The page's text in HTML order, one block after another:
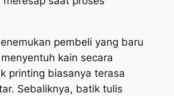
pembeli yang baru
kain secara
printing biasanya terasa
Sebaliknya, batik tulis